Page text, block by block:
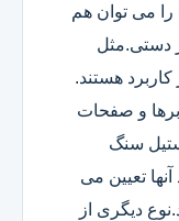
را می توان هم
دستی.مثل
هستند.
و صفحات
سنگ
تعیین می
دیگری از